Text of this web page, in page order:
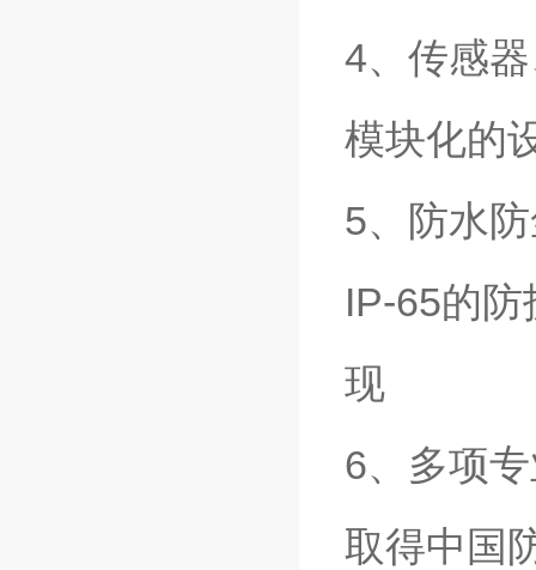
4、传感
模块化的
5、防水
IP-65的
现
6、多项
取得中国